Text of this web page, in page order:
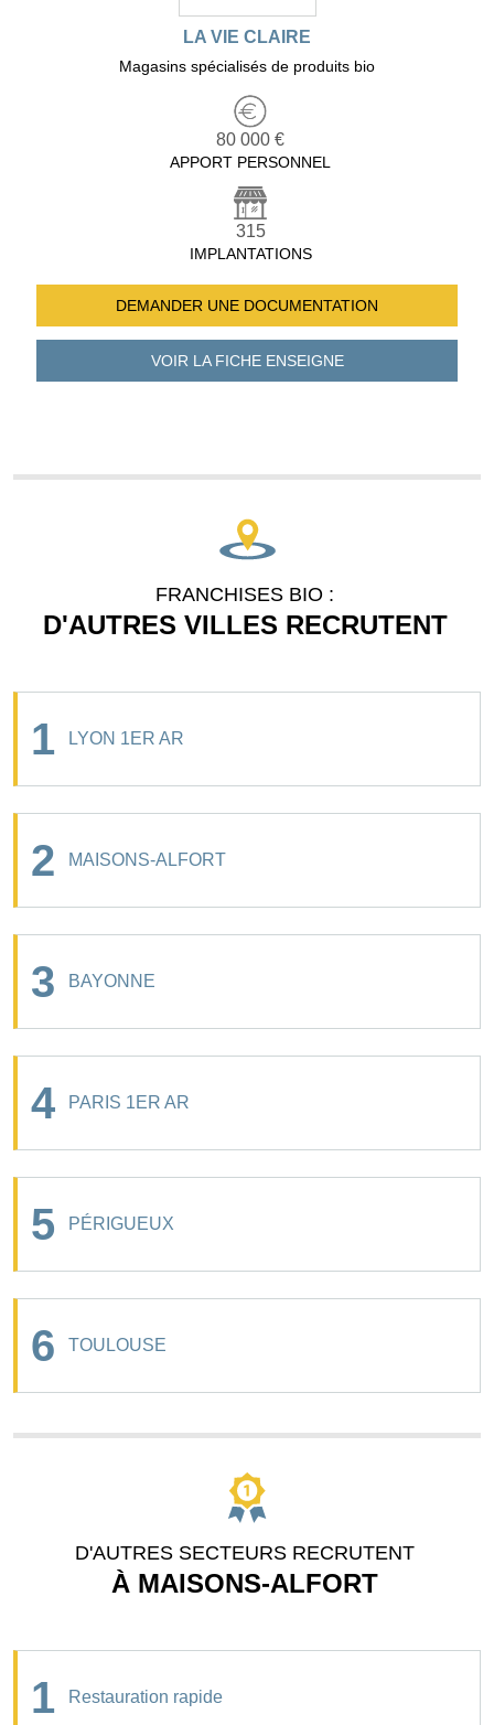
LA VIE CLAIRE
Magasins spécialisés de produits bio
80 000 €
APPORT PERSONNEL
315
IMPLANTATIONS
DEMANDER UNE DOCUMENTATION
VOIR LA FICHEENSEIGNE
FRANCHISES BIO :
D'AUTRES VILLES RECRUTENT
1 LYON 1ER AR
2 MAISONS-ALFORT
3 BAYONNE
4 PARIS 1ER AR
5 PÉRIGUEUX
6 TOULOUSE
D'AUTRES SECTEURS RECRUTENT
À MAISONS-ALFORT
1 Restauration rapide